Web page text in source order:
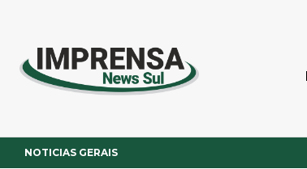
NOTICIAS GERAIS